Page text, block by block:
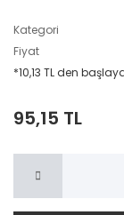
Kategori
Fiyat
*10,13 TL den
95,15 TL